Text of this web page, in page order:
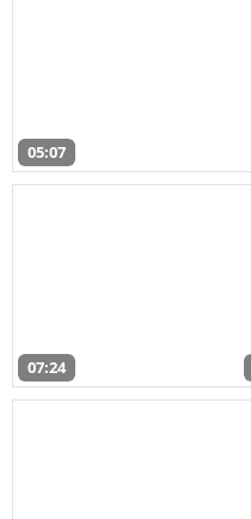
05:07
07:24